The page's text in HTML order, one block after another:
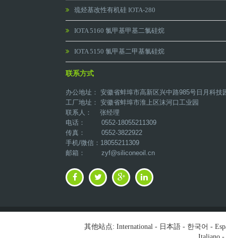
巯烃基改性有机硅 IOTA-280
IOTA 5160 氯甲基甲基二氯硅烷
IOTA 5150 氯甲基二甲基氯硅烷
联系方式
办公地址： 安徽省蚌埠市高新区兴中路985号日月科技
工厂地址： 安徽省蚌埠市淮上区沫河口工业园
联系人： 张经理
电话： 0552-18055211309
传真： 0552-3822922
手机/微信：18055211309
邮箱： zyf@siliconeoil.cn
其他站点: International- 日本語- 한국어 -